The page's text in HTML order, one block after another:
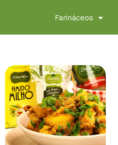
Farináceos